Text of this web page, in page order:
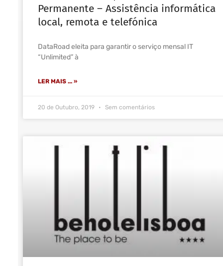
Permanente – Assistência informática
local, remota e telefónica
DataRoad eleita para garantir o serviço mensal IT
“Unlimited” à
LER MAIS ... »
20 de Outubro, 2019 Sem comentários